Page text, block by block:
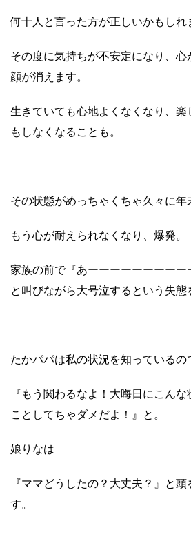
何十人と言った方が正しいかもしれ
その度に気持ちが不安定になり、
顔が消えます。
生きていても心地よくなくなり、楽
もしなくなることも。
その状態がめっちゃくちゃ久々に年
もう心が耐えられなくなり、爆発。
家族の前で『あーーーーーーーーー
と叫びながら大号泣するという失態
たかパパは私の状況を知っているの
『もう関わるなよ！大晦日にこん
ことしてちゃダメだよ！』と。
娘りなは
『ママどうしたの？大丈夫？』と
す。